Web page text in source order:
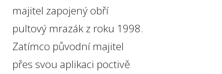
majitel zapojený obří
pultový mrazák z roku 1998.
Zatímco původní majitel
přes svou aplikaci poctivě